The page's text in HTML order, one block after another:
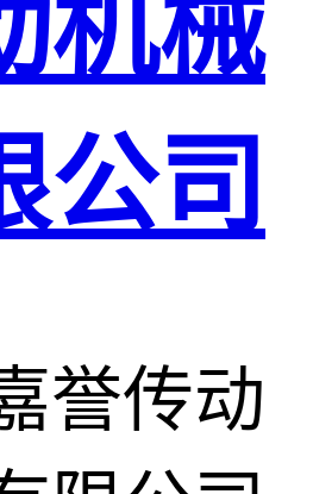
机械
公司
誉传动